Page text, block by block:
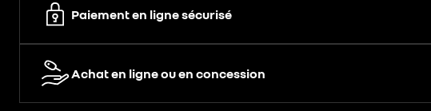
Paiement en ligne sécurisé
Achat en ligne ou en concession